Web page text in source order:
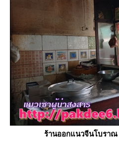
ร้านออกแนวจีนโบรา